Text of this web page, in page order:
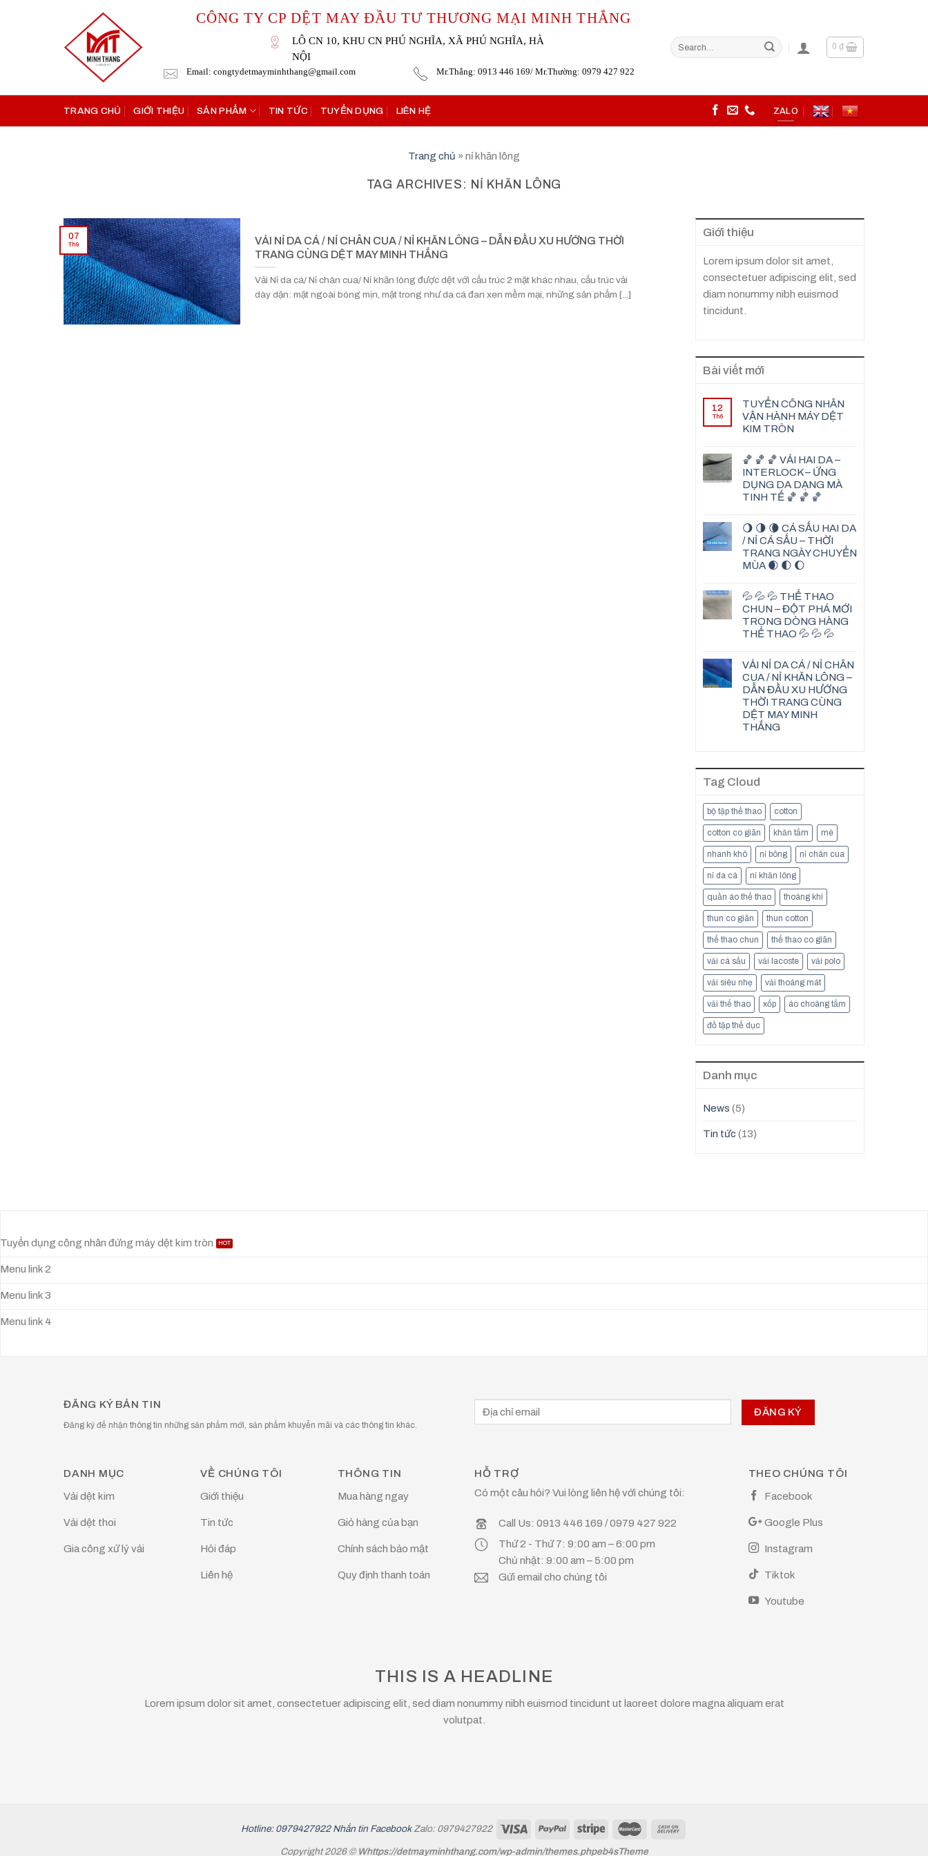
CÔNG TY CP DỆT MAY ĐẦU TƯ THƯƠNG MẠI MINH THẮNG
LÔ CN 10, KHU CN PHÚ NGHĨA, XÃ PHÚ NGHĨA, HÀ
NỘI
Email: congtydetmayminhthang@gmail.com Mr.Thắng: 0913 446 169/ Mr.Thường: 0979 427 922
Search
for:
0₫
TRANG CHỦ GIỚI THIỆU SẢN PHẨM TIN TỨC TUYỂN DỤNG LIÊN HỆ ZALO
Trang chủ » nỉ khăn lông
TAG ARCHIVES: NỈ KHĂN LÔNG
VẢI NỈ DA CÁ / NỈ CHÂN CUA / NỈ KHĂN LÔNG – DẪN ĐẦU XU HƯỚNG THỜI
TRANG CÙNG DỆT MAY MINH THẮNG
Vải Nỉ da cá/ Nỉ chân cua/ Nỉ khăn lông được dệt với cấu trúc 2 mặt khác nhau, cấu trúc vải
dày dặn: mặt ngoài bóng mịn, mặt trong như da cá đan xen mềm mại, những sản phẩm [...]
07
Th9
Giới thiệu
Lorem ipsum dolor sit amet,
consectetuer adipiscing elit, sed
diam nonummy nibh euismod
tincidunt.
Bài viết mới
12
Th6
TUYỂN CÔNG NHÂN
VẬN HÀNH MÁY DỆT
KIM TRÒN
🏀 🏀 🏀 VẢI HAI DA –
INTERLOCK – ỨNG
DỤNG DA DẠNG MÀ
TINH TẾ 🏀 🏀 🏀
🌖 🌗 🌘 CÁ SẤU HAI DA
/ NỈ CÁ SẤU – THỜI
TRANG NGÀY CHUYỂN
MÙA 🌒 🌓 🌔
💦 💦 💦 THỂ THAO
CHUN – ĐỘT PHÁ MỚI
TRONG DÒNG HÀNG
THỂ THAO 💦 💦 💦
VẢI NỈ DA CÁ / NỈ CHÂN
CUA / NỈ KHĂN LÔNG –
DẪN ĐẦU XU HƯỚNG
THỜI TRANG CÙNG
DỆT MAY MINH
THẮNG
Tag Cloud
bộ tập thể thao cotton
cotton co giãn khăn tắm mè
nhanh khô nỉ bông nỉ chân cua
nỉ da cá nỉ khăn lông
quần áo thể thao thoáng khí
thun co giãn thun cotton
thể thao chun thể thao co giãn
vải cá sấu vải lacoste vải polo
vải siêu nhẹ vải thoáng mát
vải thể thao xốp áo choàng tắm
đồ tập thể dục
Danh mục
News (5)
Tin tức (13)
Tuyển dụng công nhân đứng máy dệt kim tròn
Menu link 2
Menu link 3
Menu link 4
ĐĂNG KÝ BẢN TIN
Đăng ký để nhận thông tin những sản phẩm mới, sản phẩm khuyễn mãi và các thông tin khác.
DANH MỤC
Vải dệt kim
Vải dệt thoi
Gia công xử lý vải
VỀ CHÚNG TÔI
Giới thiệu
Tin tức
Hỏi đáp
Liên hệ
THÔNG TIN
Mua hàng ngay
Giỏ hàng của bạn
Chính sách bảo mật
Quy định thanh toán
HỖ TRỢ
Có một câu hỏi? Vui lòng liên hệ với chúng tôi:
Call Us: 0913 446 169 / 0979 427 922
Thứ 2 - Thứ 7: 9:00 am – 6:00 pm
Chủ nhật: 9:00 am – 5:00 pm
Gửi email cho chúng tôi
THEO CHÚNG TÔI
Facebook
Google Plus
Instagram
Tiktok
Youtube
THIS IS A HEADLINE
Lorem ipsum dolor sit amet, consectetuer adipiscing elit, sed diam nonummy nibh euismod tincidunt ut laoreet dolore magna aliquam erat
volutpat.
Hotline: 0979427922 Nhắn tin Facebook Zalo: 0979427922
Copyright 2026 © Whttps://detmayminhthang.com/wp-admin/themes.phpeb4sTheme